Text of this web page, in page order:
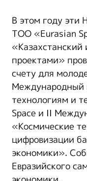
В этом году
ТОО «Eurasian
«Казахстанский
проектами»
счету для
Международный
технологиям и
Space и II
«Космические
цифровизации
экономики».
Евразийского